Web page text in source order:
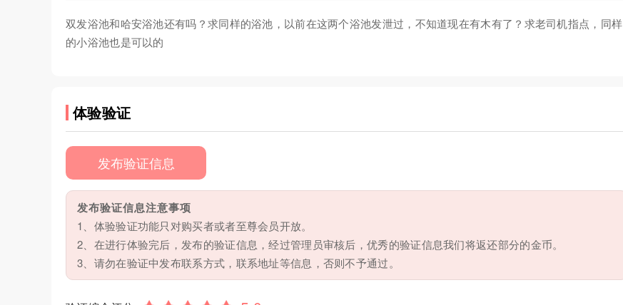
双发浴池和哈安浴池还有吗？求同样的浴池，以前在这两个浴池发泄过，不知道现在有木有了？求老司机指点，同样
的小浴池也是可以的
体验验证
发布验证信息
发布验证信息注意事项
1、体验验证功能只对购买者或者至尊会员开放。
2、在进行体验完后，发布的验证信息，经过管理员审核后，优秀的验证信息我们将返还部分的金币。
3、请勿在验证中发布联系方式，联系地址等信息，否则不予通过。